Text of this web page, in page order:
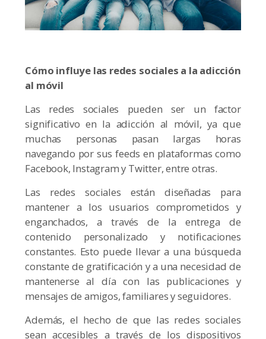
Cómo influye las redes sociales a la adicción
al móvil
Las redes sociales pueden ser un factor
significativo en la adicción al móvil, ya que
muchas personas pasan largas horas
navegando por sus feeds en plataformas como
Facebook, Instagram y Twitter, entre otras.
Las redes sociales están diseñadas para
mantener a los usuarios comprometidos y
enganchados, a través de la entrega de
contenido personalizado y notificaciones
constantes. Esto puede llevar a una búsqueda
constante de gratificación y a una necesidad de
mantenerse al día con las publicaciones y
mensajes de amigos, familiares y seguidores.
Además, el hecho de que las redes sociales
sean accesibles a través de los dispositivos